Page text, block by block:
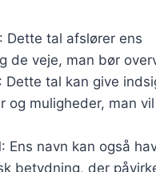
: Dette tal afslører ens
de veje, man bør
: Dette tal kan give
og muligheder, man
: Ens navn kan også
betydning, der